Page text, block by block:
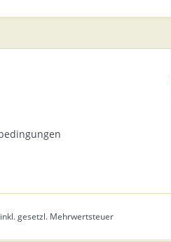
gesetzl. Mehrwertsteuer